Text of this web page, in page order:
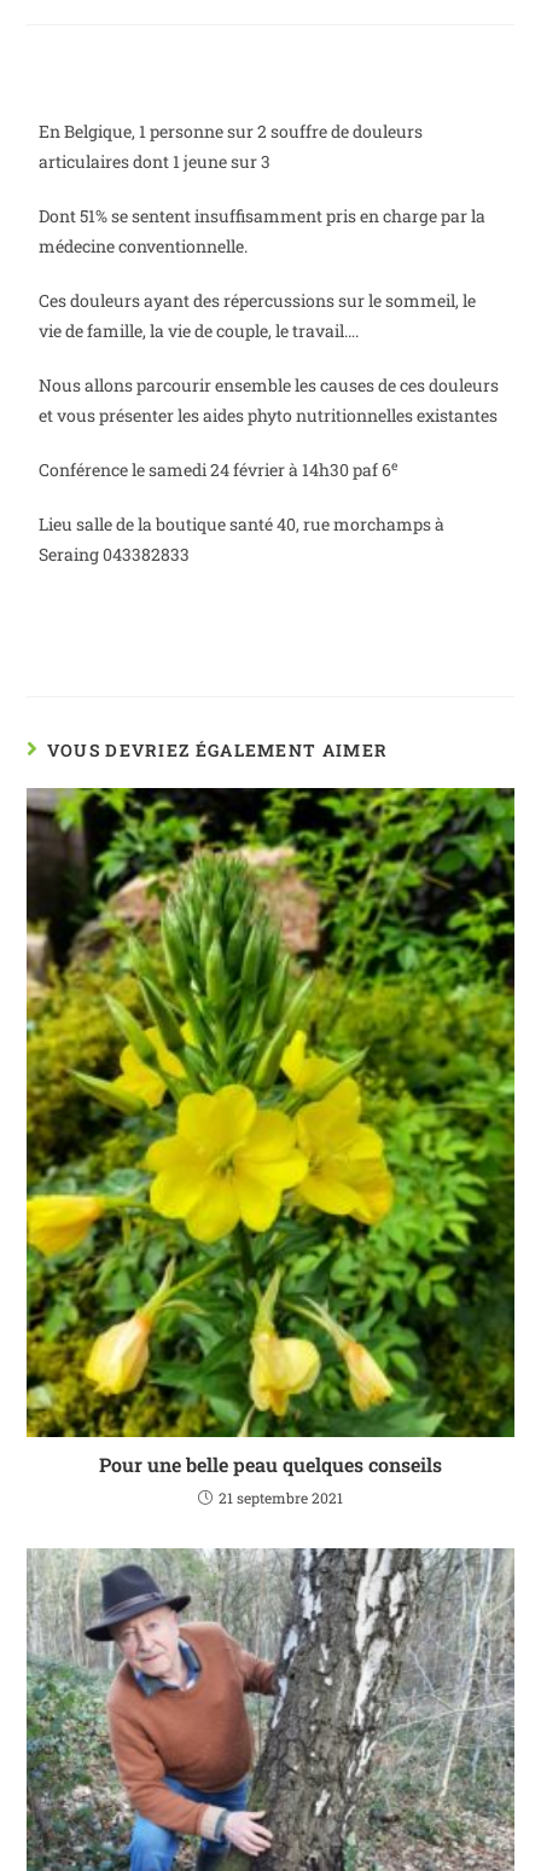
En Belgique, 1 personne sur 2 souffre de douleurs
articulaires dont 1 jeune sur 3
Dont 51% se sentent insuffisamment pris en charge par la
médecine conventionnelle.
Ces douleurs ayant des répercussions sur le sommeil, le
vie de famille, la vie de couple, le travail….
Nous allons parcourir ensemble les causes de ces douleurs
et vous présenter les aides phyto nutritionnelles existantes
Conférence le samedi 24 février à 14h30 paf 6e
Lieu salle de la boutique santé 40, rue morchamps à
Seraing 043382833
VOUS DEVRIEZ ÉGALEMENT AIMER
Pour une belle peau quelques conseils
21 septembre 2021